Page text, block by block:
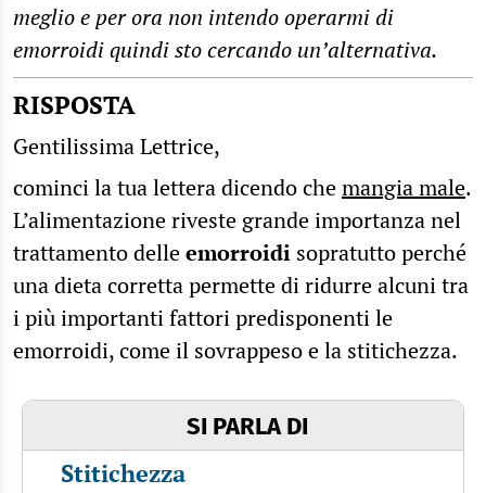
meglio e per ora non intendo operarmi di
emorroidi quindi sto cercando un’alternativa.
RISPOSTA
Gentilissima Lettrice,
cominci la tua lettera dicendo chemangia male.
L’alimentazione riveste grande importanza nel
trattamento delleemorroidi sopratutto perché
una dieta corretta permette di ridurre alcuni tra
i più importanti fattori predisponenti le
emorroidi, come il sovrappeso e la stitichezza.
SI PARLA DI
Stitichezza